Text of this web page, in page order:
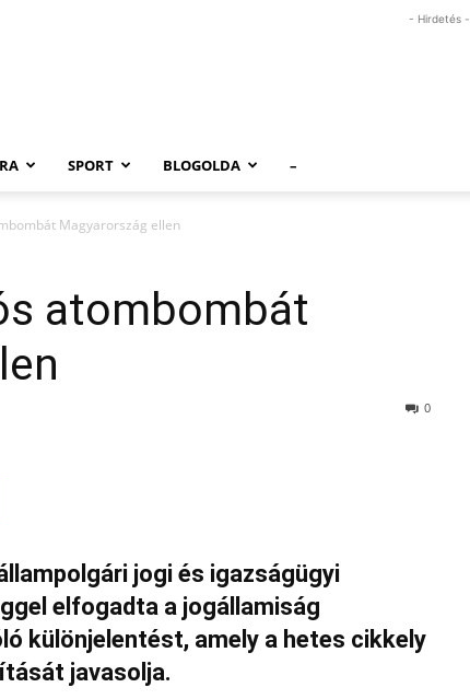
- Hirdetés -
SPORT BLOGOLDA –
Magyarország ellen
atombombát
0
jogi és igazságügyi
elfogadta a jogállamiság
különjelentést, amely a hetes cikkely
javasolja.